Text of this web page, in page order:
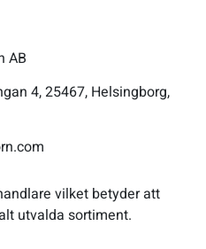
AB
4, 25467, Helsingborg,
vilket betyder att
utvalda sortiment.